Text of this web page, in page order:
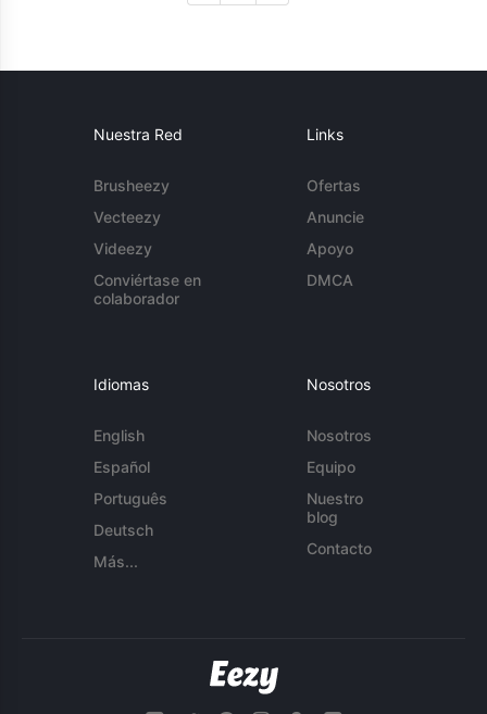
Nuestra Red
Brusheezy
Vecteezy
Videezy
Conviértase en
colaborador
Links
Ofertas
Anuncie
Apoyo
DMCA
Idiomas
English
Español
Português
Deutsch
Más...
Nosotros
Nosotros
Equipo
Nuestro
blog
Contacto